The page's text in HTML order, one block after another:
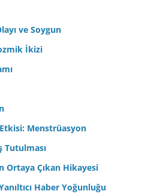
ve Soygun
İkizi
Etkisi: Menstrüasyon
Tutulması
Ortaya Çıkan Hikayesi
Haber Yoğunluğu